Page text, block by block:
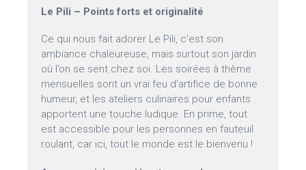
Le Pili – Points forts et originalité
Ce qui nous fait adorer Le Pili, c’est son
ambiance chaleureuse, mais surtout son jardin
où l’on se sent chez soi. Les soirées à thème
mensuelles sont un vrai feu d’artifice de bonne
humeur, et les ateliers culinaires pour enfants
apportent une touche ludique. En prime, tout
est accessible pour les personnes en fauteuil
roulant, car ici, tout le monde est le bienvenu !